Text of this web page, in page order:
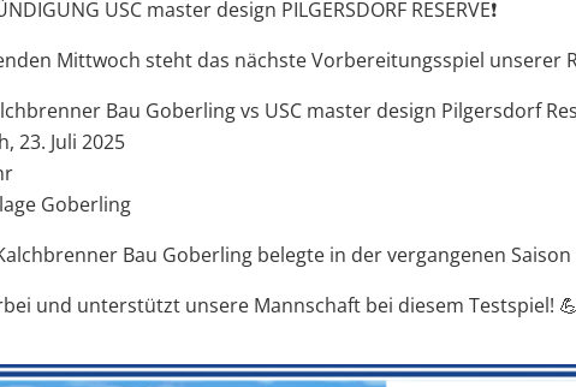
USC master design PILGERSDORF RESERVE❗
Mittwoch steht das nächste Vorbereitungsspiel unserer
Bau Goberling vs USC master design Pilgersdorf
23. Juli 2025
Goberling
Bau Goberling belegte in der vergangenen
und unterstützt unsere Mannschaft bei diesem Testspiel!